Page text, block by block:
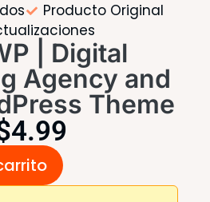
Producto Original
| Digital
Agency and
Theme
4.99